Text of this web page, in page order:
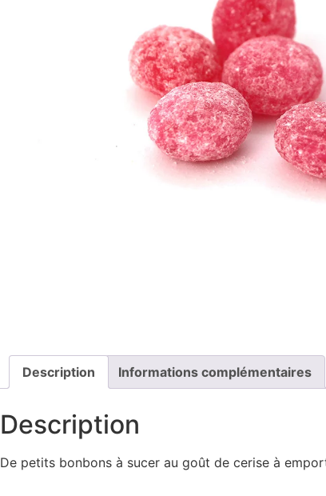
Description Informations complémentaires
Description
De petits bonbons à sucer au goût de cerise à